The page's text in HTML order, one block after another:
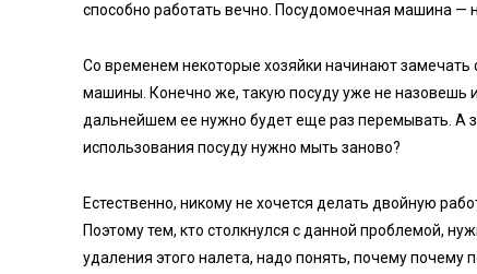
способно работать вечно. Посудомоечная машина —
Со временем некоторые хозяйки начинают
машины. Конечно же, такую посуду уже не назовешь
дальнейшем ее нужно будет еще раз перемывать. А
использования посуду нужно мыть заново?
Естественно, никому не хочется делать двойную
Поэтому тем, кто столкнулся с данной проблемой,
удаления этого налета, надо понять, почему